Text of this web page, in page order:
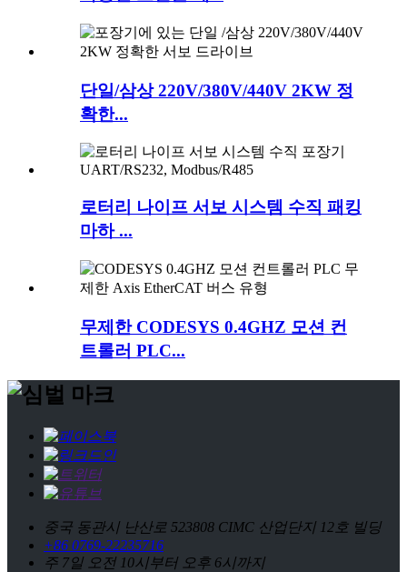
단일/삼상 220V/380V/440V 2KW 정
확한...
로터리 나이프 서보 시스템 수직 패킹
마하 ...
무제한 CODESYS 0.4GHZ 모션 컨
트롤러 PLC...
중국 동관시 난산로 523808 CIMC 산업단지 12호 빌딩
+86 0769-22235716
주 7일 오전 10시부터 오후 6시까지